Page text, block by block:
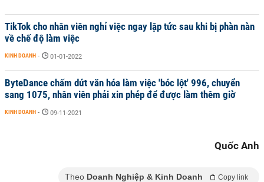
TikTok cho nhân viên nghỉ việc ngay lập tức sau khi bị phàn nàn
về chế độ làm việc
KINH DOANH - 01-01-2022
ByteDance chấm dứt văn hóa làm việc 'bóc lột' 996, chuyển
sang 1075, nhân viên phải xin phép để được làm thêm giờ
KINH DOANH - 09-11-2021
Quốc Anh
Theo Doanh Nghiệp & Kinh Doanh Copy link